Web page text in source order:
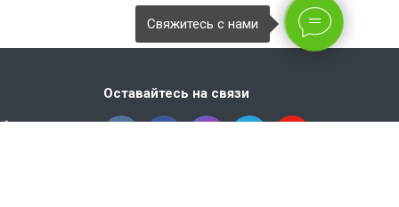
Свяжитесь с нами
Оставайтесь на связи